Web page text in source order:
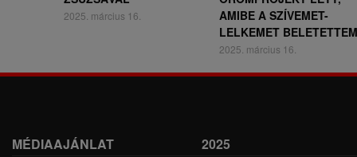
2025. március 16.
AMIBE A SZÍVEMET-
LELKEMET BELETETTEM
2025. március 16.
MÉDIAAJÁNLAT 2025